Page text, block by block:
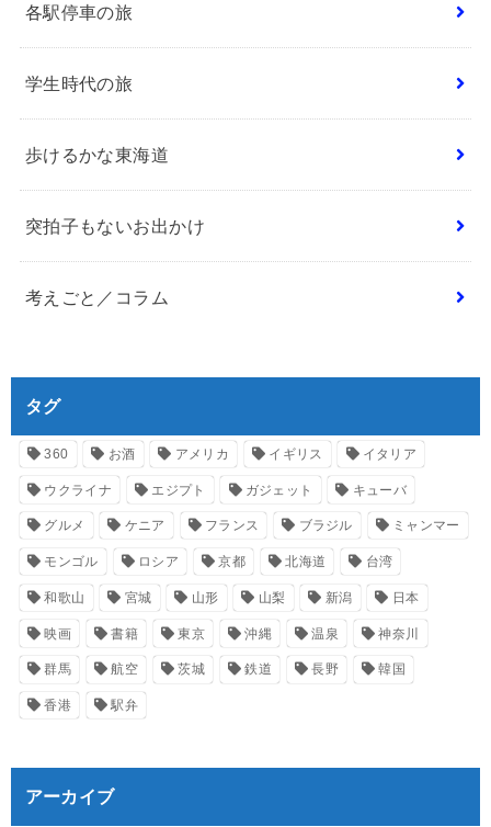
各駅停車の旅
学生時代の旅
歩けるかな東海道
突拍子もないお出かけ
考えごと／コラム
タグ
360 お酒 アメリカ イギリス イタリア
ウクライナ エジプト ガジェット キューバ
グルメ ケニア フランス ブラジル ミャンマー
モンゴル ロシア 京都 北海道 台湾
和歌山 宮城 山形 山梨 新潟 日本
映画 書籍 東京 沖縄 温泉 神奈川
群馬 航空 茨城 鉄道 長野 韓国
香港 駅弁
アーカイブ